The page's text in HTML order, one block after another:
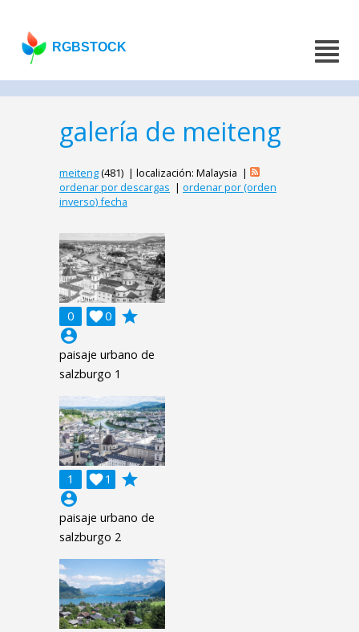
RGBSTOCK
galería de meiteng
meiteng(481) | localización: Malaysia |
ordenar por descargas | ordenar por (orden
inverso) fecha
0 0

grade
account_circle
paisaje urbano de
salzburgo 1
1 1

grade
account_circle
paisaje urbano de
salzburgo 2